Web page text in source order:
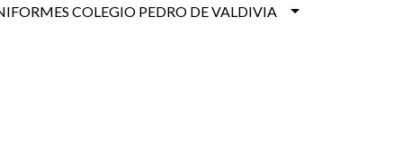
COLEGIO PEDRO DE VALDIVIA